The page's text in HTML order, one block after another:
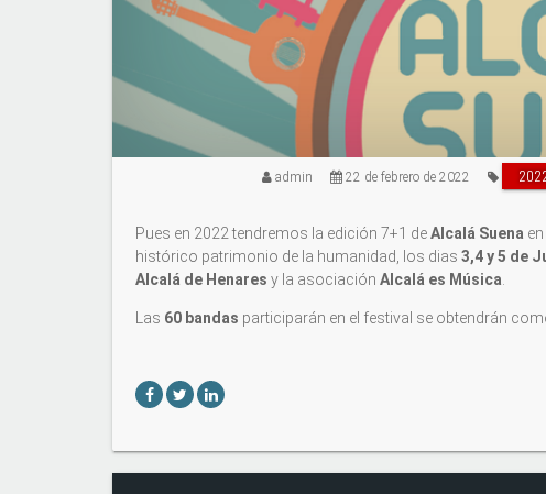
admin 22 de febrero de 2022
Pues en 2022 tendremos la edición 7+1 deAlcalá Suena
histórico patrimonio de la humanidad, los dias 3,4 y 5 de
Alcalá de Henares y la asociación Alcalá es Música.
Las 60 bandas participarán en el festival se obtendrán